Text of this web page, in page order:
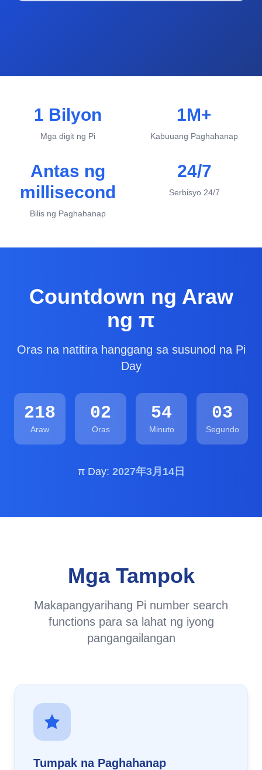
1 Bilyon
Mga digit ng Pi
1M+
Kabuuang Paghahanap
Antas ng
millisecond
Bilis ng Paghahanap
24/7
Serbisyo 24/7
Countdown ng Araw
ng π
Oras na natitira hanggang sa susunod na Pi
Day
218
Araw
02
Oras
54
Minuto
02
Segundo
π Day: 2027年3月14日
Mga Tampok
Makapangyarihang Pi number search
functions para sa lahat ng iyong
pangangailangan
Tumpak na Paghahanap